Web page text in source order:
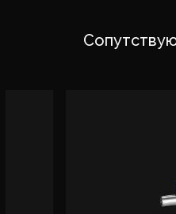
прошла китайскую
экспорт
нашими постоянными
Продукция хорошо